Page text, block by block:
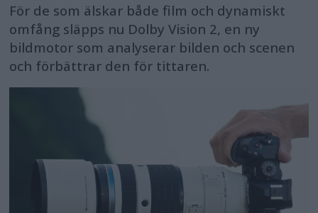
För de som älskar både film och dynamiskt
omfång släpps nu Dolby Vision 2, en ny
bildmotor som analyserar bilden och scenen
och förbättrar den för tittaren.